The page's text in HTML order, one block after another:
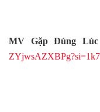
MV Gặp Đúng
ZYjwsAZXBPg?si=